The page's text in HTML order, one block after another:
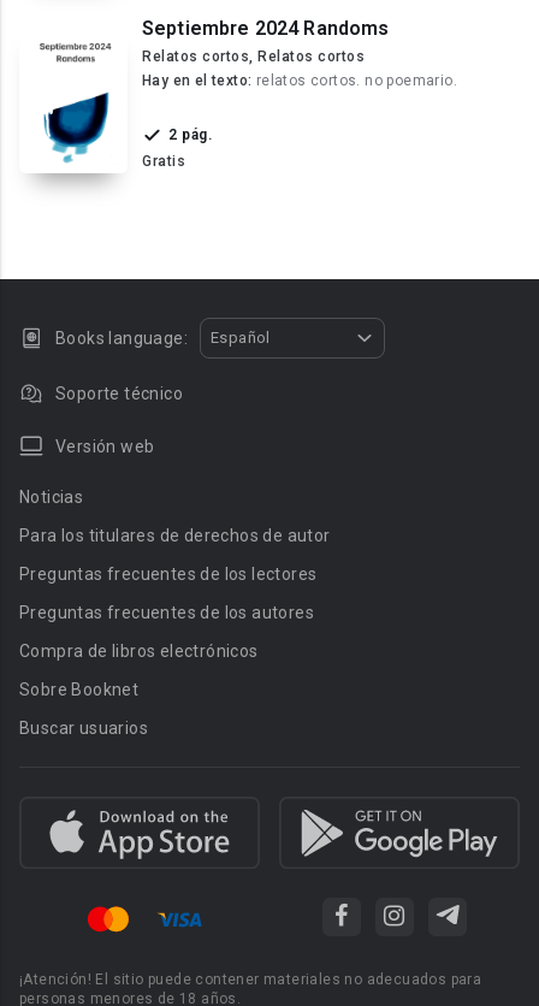
Septiembre 2024 Randoms
Relatos cortos, Relatos cortos
Hay en el texto: relatos cortos. no poemario.
2 pág.
Gratis
Books language: Español
Soporte técnico
Versión web
Noticias
Para los titulares de derechos de autor
Preguntas frecuentes de los lectores
Preguntas frecuentes de los autores
Compra de libros electrónicos
Sobre Booknet
Buscar usuarios
¡Atención! El sitio puede contener materiales no adecuados para
personas menores de 18 años.